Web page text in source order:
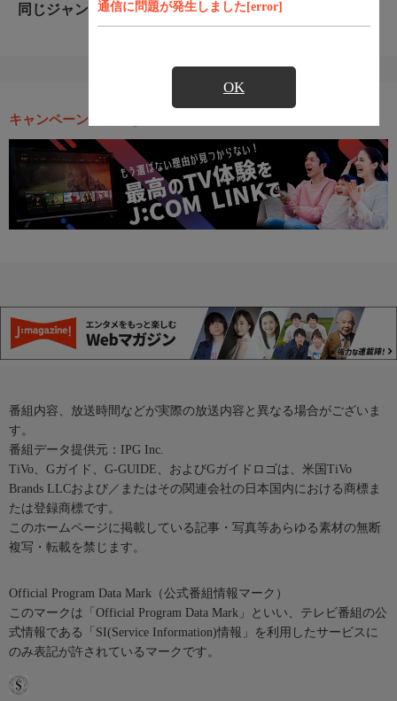
通信に問題が発生しました[error]
OK
同じジャンルのおすすめ番組
キャンペーン・お得な情報
番組内容、放送時間などが実際の放送内容と異なる場合がございま
す。
番組データ提供元：IPG Inc.
TiVo、Gガイド、G-GUIDE、およびGガイドロゴは、米国TiVo
Brands LLCおよび／またはその関連会社の日本国内における商標ま
たは登録商標です。
このホームページに掲載している記事・写真等あらゆる素材の無断
複写・転載を禁じます。
Official Program Data Mark（公式番組情報マーク）
このマークは「Official Program Data Mark」といい、テレビ番組の公
式情報である「SI(Service Information)情報」を利用したサービスに
のみ表記が許されているマークです。